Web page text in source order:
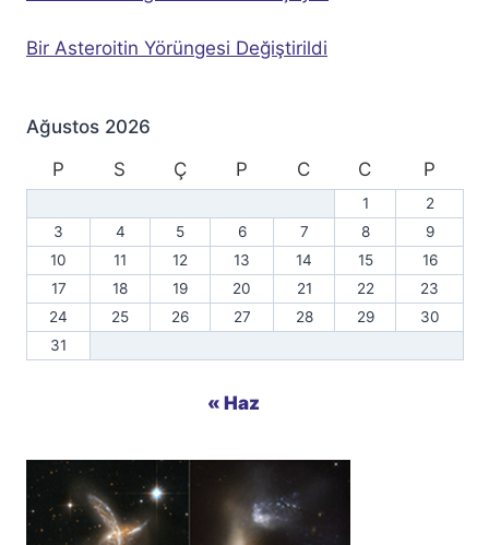
Bir Asteroitin Yörüngesi Değiştirildi
Ağustos 2026
P
S Ç P C C P
1
2
3
4 5 6 7 8
9
10
11 12 13 14 15
16
17
18 19 20 21 22
23
24
25 26 27 28 29
30
31
« Haz